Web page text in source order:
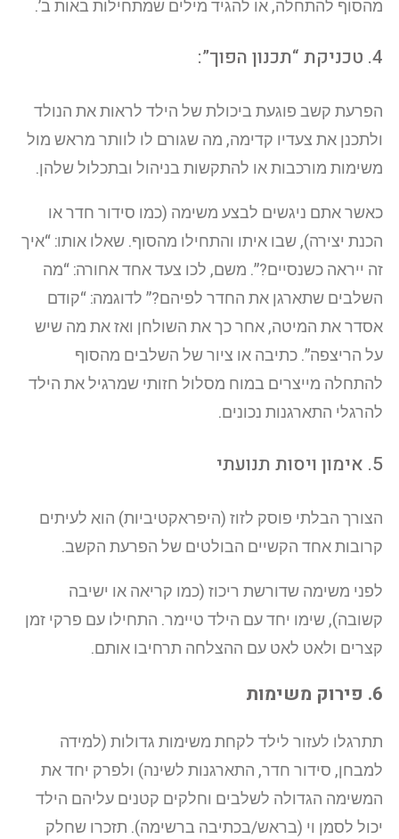
מהסוף להתחלה, או להגיד מילים שמתחילות באות ב’.
4. טכניקת “תכנון הפוך”:
הפרעת קשב פוגעת ביכולת של הילד לראות את הנולד
ולתכנן את צעדיו קדימה, מה שגורם לו לוותר מראש מול
משימות מורכבות או להתקשות בניהול ובתכלול שלהן.
כאשר אתם ניגשים לבצע משימה (כמו סידור חדר או
הכנת יצירה), שבו איתו והתחילו מהסוף. שאלו אותו: “איך
זה ייראה כשנסיים?”. משם, לכו צעד אחד אחורה: “מה
השלבים שתארגן את החדר לפיהם?” לדוגמה: “קודם
אסדר את המיטה, אחר כך את השולחן ואז את מה שיש
על הריצפה”. כתיבה או ציור של השלבים מהסוף
להתחלה מייצרים במוח מסלול חזותי שמרגיל את הילד
להרגלי התארגנות נכונים.
5. אימון ויסות תנועתי
הצורך הבלתי פוסק לזוז (היפראקטיביות) הוא לעיתים
קרובות אחד הקשיים הבולטים של הפרעת הקשב.
לפני משימה שדורשת ריכוז (כמו קריאה או ישיבה
קשובה), שימו יחד עם הילד טיימר. התחילו עם פרקי זמן
קצרים ולאט לאט עם ההצלחה תרחיבו אותם.
6. פירוק משימות
תתרגלו לעזור לילד לקחת משימות גדולות (למידה
למבחן, סידור חדר, התארגנות לשינה) ולפרק יחד את
המשימה הגדולה לשלבים וחלקים קטנים עליהם הילד
יכול לסמן וי (בראש/בכתיבה ברשימה). תזכרו שחלק